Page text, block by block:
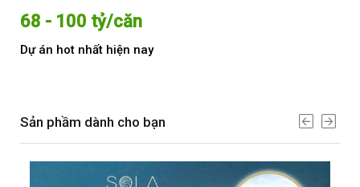
68 - 100 tỷ/căn
Dự án hot nhất hiện nay
Sản phầm dành cho bạn